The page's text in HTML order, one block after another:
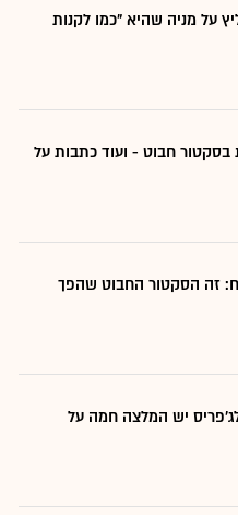
על מניה שהיא "כמו לקנות
בסקטור חבוט - ועוד כתבות על
זה הסקטור החבוט שהפך
יש המלצה חמה על